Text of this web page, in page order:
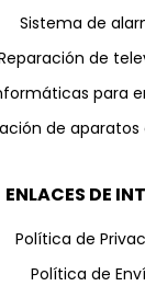
Sistema de
de
para
de
ENLACES DE
Política de
Política de